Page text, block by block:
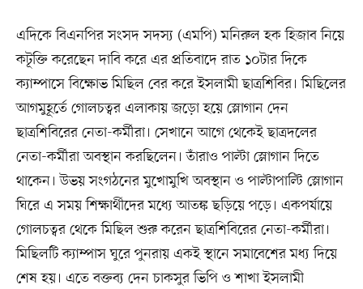
এদিকে বিএনপির সংসদ সদস্য (এমপি) মনিরুল হক হিজাব নিয়ে
কটূক্তি করেছেন দাবি করে এর প্রতিবাদে রাত ১০টার দিকে
ক্যাম্পাসে বিক্ষোভ মিছিল বের করে ইসলামী ছাত্রশিবির। মিছিলের
আগমুহূর্তে গোলচত্বর এলাকায় জড়ো হয়ে স্লোগান দেন
ছাত্রশিবিরের নেতা-কর্মীরা। সেখানে আগে থেকেই ছাত্রদলের
নেতা-কর্মীরা অবস্থান করছিলেন। তাঁরাও পাল্টা স্লোগান দিতে
থাকেন। উভয় সংগঠনের মুখোমুখি অবস্থান ও পাল্টাপাল্টি স্লোগান
ঘিরে এ সময় শিক্ষার্থীদের মধ্যে আতঙ্ক ছড়িয়ে পড়ে। একপর্যায়ে
গোলচত্বর থেকে মিছিল শুরু করেন ছাত্রশিবিরের নেতা-কর্মীরা।
মিছিলটি ক্যাম্পাস ঘুরে পুনরায় একই স্থানে সমাবেশের মধ্য দিয়ে
শেষ হয়। এতে বক্তব্য দেন চাকসুর ভিপি ও শাখা ইসলামী